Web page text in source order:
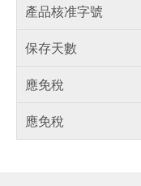
產品核准字號
保存天數
應免稅
應免稅